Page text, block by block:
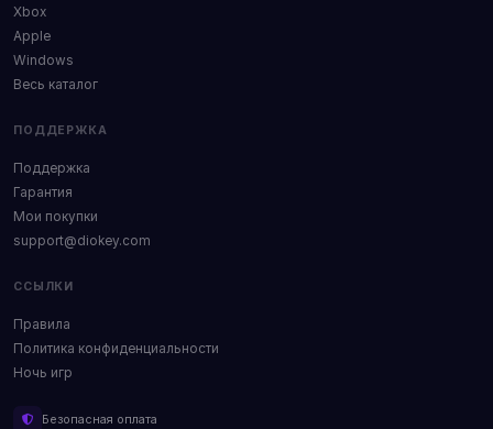
Xbox
Apple
Windows
Весь каталог
ПОДДЕРЖКА
Поддержка
Гарантия
Мои покупки
support@diokey.com
ССЫЛКИ
Правила
Политика конфиденциальности
Ночь игр
Безопасная оплата